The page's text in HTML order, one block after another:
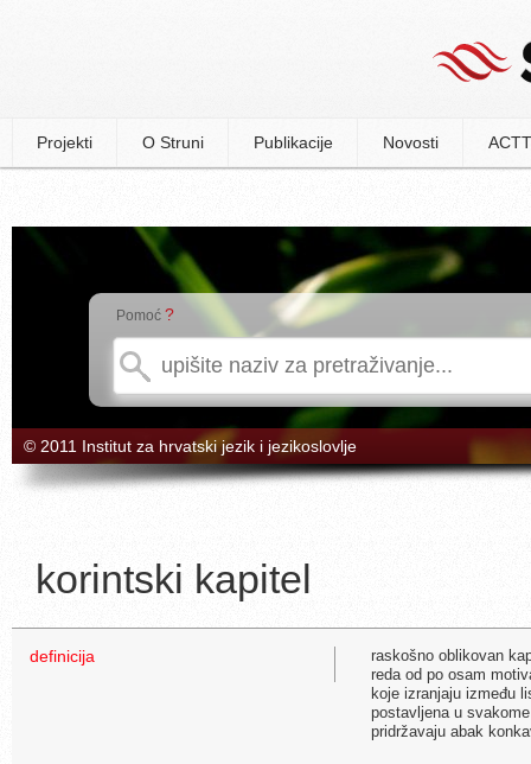
Projekti O Struni Publikacije Novosti
Pomoć ?
© 2011 Institut za hrvatski jezik i jezikoslovlje
korintski kapitel
definicija
raskošno oblikovan
reda od po osam
koje izranjaju između
postavljena u
pridržavaju abak